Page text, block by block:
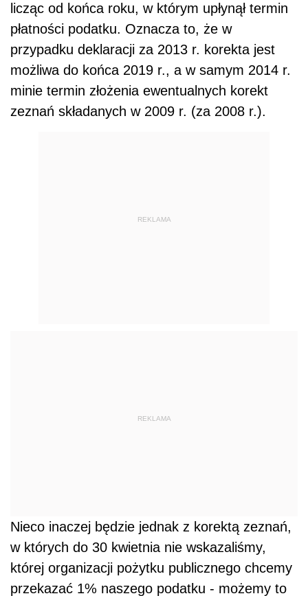
licząc od końca roku, w którym upłynął termin
płatności podatku. Oznacza to, że w
przypadku deklaracji za 2013 r. korekta jest
możliwa do końca 2019 r., a w samym 2014 r.
minie termin złożenia ewentualnych korekt
zeznań składanych w 2009 r. (za 2008 r.).
REKLAMA
REKLAMA
Nieco inaczej będzie jednak z korektą zeznań,
w których do 30 kwietnia nie wskazaliśmy,
której organizacji pożytku publicznego chcemy
przekazać 1% naszego podatku - możemy to